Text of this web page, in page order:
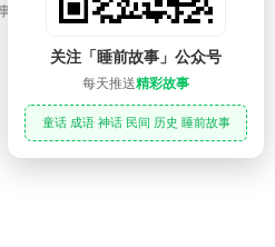
大全 睡前故事
关注「睡前故事」公众号
每天推送精彩故事
童话 成语 神话 民间 历史 睡前故事